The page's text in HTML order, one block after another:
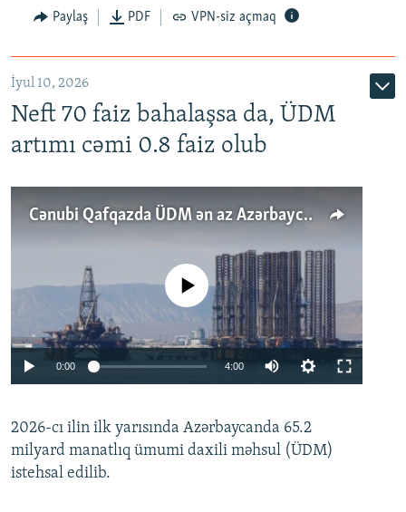
Paylaş PDF VPN-siz açmaq
İyul 10, 2026
Neft 70 faiz bahalaşsa da, ÜDM
artımı cəmi 0.8 faiz olub
Cənubi Qafqazda ÜDM ən az Azərbaycanda artır: Qonşuları niyə Bakını qabaqlaya bilir?
Auto 240p 360p 480p
No media source currently available
0:00 4:00
360p
480p
2026-cı ilin ilk yarısında Azərbaycanda 65.2
milyard manatlıq ümumi daxili məhsul (ÜDM)
istehsal edilib.